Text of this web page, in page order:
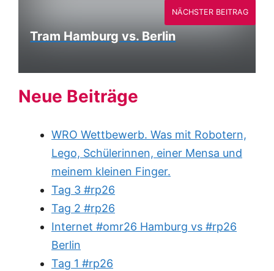
Tram Hamburg vs. Berlin
NÄCHSTER BEITRAG
Neue Beiträge
WRO Wettbewerb. Was mit Robotern,
Lego, Schülerinnen, einer Mensa und
meinem kleinen Finger.
Tag 3 #rp26
Tag 2 #rp26
Internet #omr26 Hamburg vs #rp26
Berlin
Tag 1 #rp26